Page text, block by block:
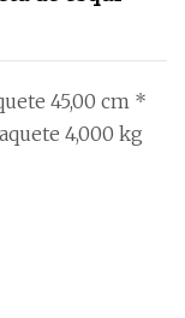
45,00 cm *
4,000 kg